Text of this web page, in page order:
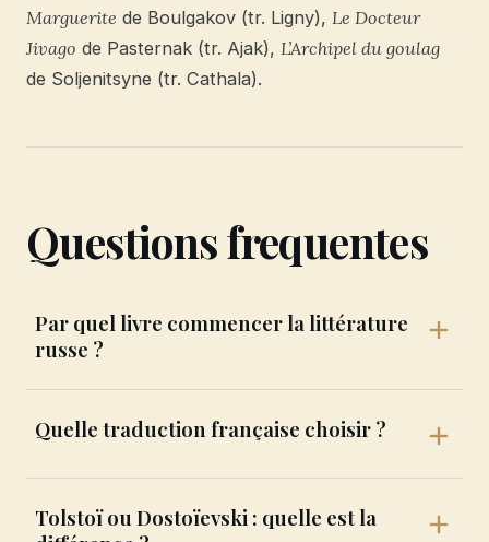
Marguerite de Boulgakov (tr. Ligny), Le Docteur
Jivago de Pasternak (tr. Ajak), L’Archipel du goulag
de Soljenitsyne (tr. Cathala).
Questions frequentes
Par quel livre commencer la littérature
russe ?
Quelle traduction française choisir ?
Tolstoï ou Dostoïevski : quelle est la